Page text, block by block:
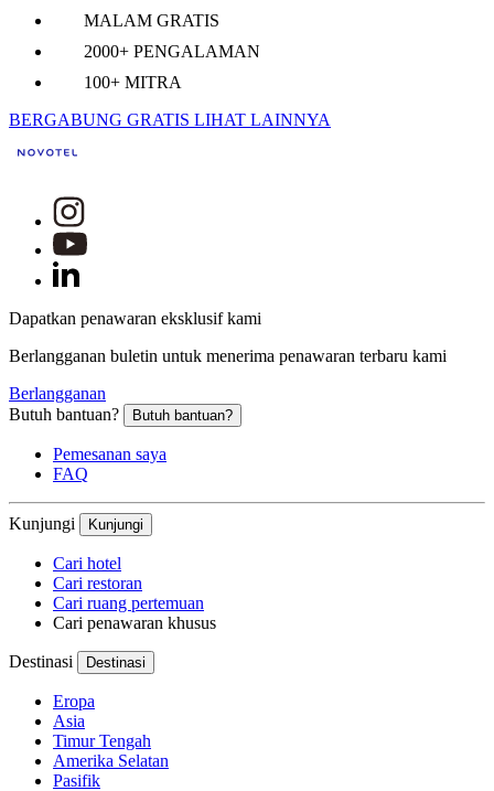
MALAM GRATIS
2000+ PENGALAMAN
100+ MITRA
BERGABUNG GRATIS LIHAT LAINNYA
Dapatkan penawaran eksklusif kami
Berlangganan buletin untuk menerima penawaran terbaru kami
Berlangganan
Butuh bantuan?
Butuh bantuan?
Pemesanan saya
FAQ
Kunjungi Kunjungi
Cari hotel
Cari restoran
Cari ruang pertemuan
Cari penawaran khusus
Destinasi Destinasi
Eropa
Asia
Timur Tengah
Amerika Selatan
Pasifik